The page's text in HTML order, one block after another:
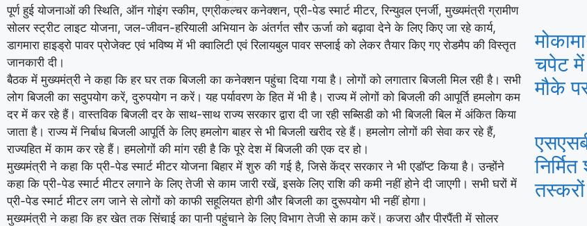
पूर्ण हुई योजनाओं की स्थिति, ऑन गोइंग स्कीम, एग्रीकल्चर कनेक्शन, प्री-पेड स्मार्ट मीटर, रिन्युवल एनर्जी, मुख्यमंत्री ग्रामीण
सोलर स्ट्रीट लाइट योजना, जल-जीवन-हरियाली अभियान के अंतर्गत सौर ऊर्जा को बढ़ावा देने के लिए किए जा रहे कार्य,
डागमारा हाइड्रो पावर प्रोजेक्ट एवं भविष्य में भी क्वालिटी एवं रिलायबुल पावर सप्लाई को लेकर तैयार किए गए रोडमैप की विस्तृत
जानकारी दी।
बैठक में मुख्यमंत्री ने कहा कि हर घर तक बिजली का कनेक्शन पहुंचा दिया गया है। लोगों को लगातार बिजली मिल रही है। सभी
लोग बिजली का सदुपयोग करें, दुरुपयोग न करें। यह पर्यावरण के हित में भी है। राज्य में लोगों को बिजली की आपूर्ति हमलोग कम
दर में कर रहे हैं। वास्तविक बिजली दर के साथ-साथ राज्य सरकार द्वारा दी जा रही सब्सिडी को भी बिजली बिल में अंकित किया
जाता है। राज्य में निर्बाध बिजली आपूर्ति के लिए हमलोग बाहर से भी बिजली खरीद रहे हैं। हमलोग लोगों की सेवा कर रहे हैं,
राज्यहित में काम कर रहे हैं। हमलोगों की मांग रही है कि पूरे देश में बिजली की एक दर हो।
मुख्यमंत्री ने कहा कि प्री-पेड स्मार्ट मीटर योजना बिहार में शुरु की गई है, जिसे केंद्र सरकार ने भी एडाॅप्ट किया है। उन्होंने
कहा कि प्री-पेड स्मार्ट मीटर लगाने के लिए तेजी से काम जारी रखें, इसके लिए राशि की कमी नहीं होने दी जाएगी। सभी घरों में
प्री-पेड स्मार्ट मीटर लग जाने से लोगों को काफी सहूलियत होगी और बिजली का दुरूपयोग भी नहीं होगा।
मुख्यमंत्री ने कहा कि हर खेत तक सिंचाई का पानी पहुंचाने के लिए विभाग तेजी से काम करें। कजरा और पीरपैंती में सोलर
चपेट में
मौके